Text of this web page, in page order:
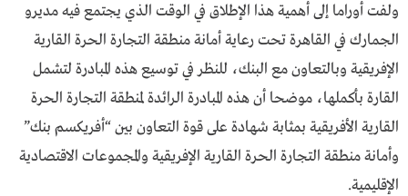
ولفت أوراما إلى أهمية هذا الإطلاق في الوقت الذي يجتمع فيه مديرو
الجمارك في القاهرة تحت رعاية أمانة منطقة التجارة الحرة القارية
الإفريقية وبالتعاون مع البنك، للنظر في توسيع هذه المبادرة لتشمل
القارة بأكملها، موضحا أن هذه المبادرة الرائدة لمنطقة التجارة الحرة
القارية الأفريقية بمثابة شهادة على قوة التعاون بين “أفريكسم بنك”
وأمانة منطقة التجارة الحرة القارية الإفريقية والمجموعات الاقتصادية
الإقليمية.